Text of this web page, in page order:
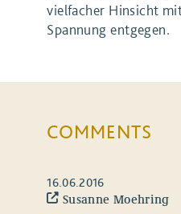
vielfacher Hinsicht
Spannung entgegen.
COMMENTS
16.06.2016
Susanne Moehring